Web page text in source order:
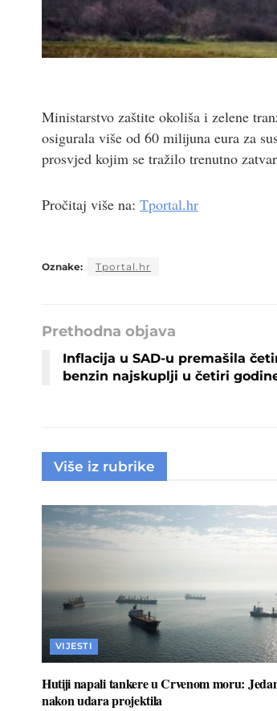
Ministarstvo zaštite okoliša i zelene
osigurala više od 60 milijuna eura za
prosvjed kojim se tražilo trenutno
Pročitaj više na: Tportal.hr
Oznake: Tportal.hr
Prethodna objava
Inflacija u SAD-u premašila
benzin najskuplji u četiri
Više iz rubrike
VIJESTI
Hutiji napali tankere u Crvenom moru:
nakon udara projektila